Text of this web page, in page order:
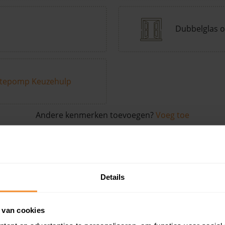
Details
cookies
Dubbelglas
Keuzehulp
Andere kenmerken toevoegen? Voeg toe
de buurt